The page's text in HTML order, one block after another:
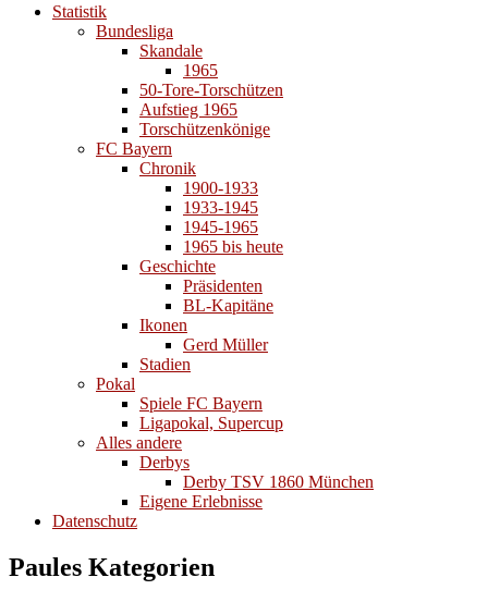
Statistik
Bundesliga
Skandale
1965
50-Tore-Torschützen
Aufstieg 1965
Torschützenkönige
FC Bayern
Chronik
1900-1933
1933-1945
1945-1965
1965 bis heute
Geschichte
Präsidenten
BL-Kapitäne
Ikonen
Gerd Müller
Stadien
Pokal
Spiele FC Bayern
Ligapokal, Supercup
Alles andere
Derbys
Derby TSV 1860 München
Eigene Erlebnisse
Datenschutz
Paules Kategorien